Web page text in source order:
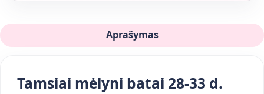
Aprašymas
Tamsiai mėlyni batai 28-33 d.